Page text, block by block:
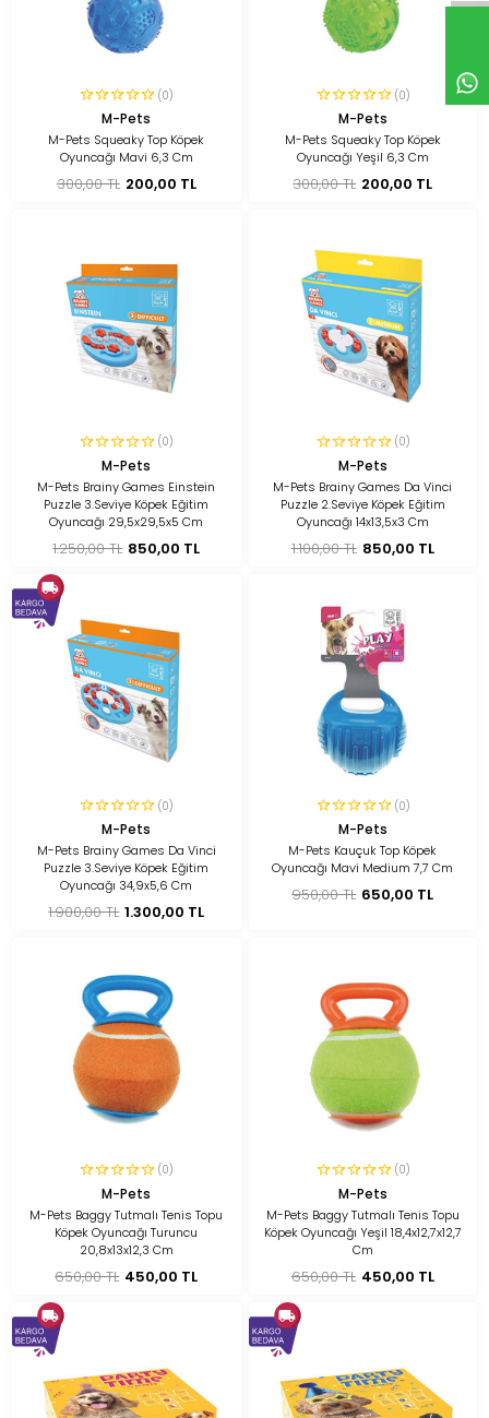
(0)
M-Pets
M-Pets Squeaky Top Köpek
Oyuncağı Mavi 6,3 Cm
300,00 TL 200,00 TL
(0)
M-Pets
M-Pets Squeaky Top Köpek
Oyuncağı Yeşil 6,3 Cm
300,00 TL 200,00 TL
(0)
M-Pets
M-Pets Brainy Games Einstein
Puzzle 3.Seviye Köpek Eğitim
Oyuncağı 29,5x29,5x5 Cm
1.250,00 TL 850,00 TL
(0)
M-Pets
M-Pets Brainy Games Da Vinci
Puzzle 2.Seviye Köpek Eğitim
Oyuncağı 14x13,5x3 Cm
1.100,00 TL 850,00 TL
(0)
M-Pets
M-Pets Brainy Games Da Vinci
Puzzle 3.Seviye Köpek Eğitim
Oyuncağı 34,9x5,6 Cm
1.900,00 TL 1.300,00 TL
(0)
M-Pets
M-Pets Kauçuk Top Köpek
Oyuncağı Mavi Medium 7,7 Cm
950,00 TL 650,00 TL
(0)
M-Pets
M-Pets Baggy Tutmalı Tenis Topu
Köpek Oyuncağı Turuncu
20,8x13x12,3 Cm
650,00 TL 450,00 TL
(0)
M-Pets
M-Pets Baggy Tutmalı Tenis Topu
Köpek Oyuncağı Yeşil 18,4x12,7x12,7
Cm
650,00 TL 450,00 TL